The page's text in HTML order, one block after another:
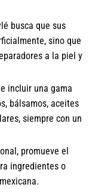
busca que sus
sino que
a la piel y
incluir una gama
bálsamos, aceites
siempre con un
promueve el
ingredientes o